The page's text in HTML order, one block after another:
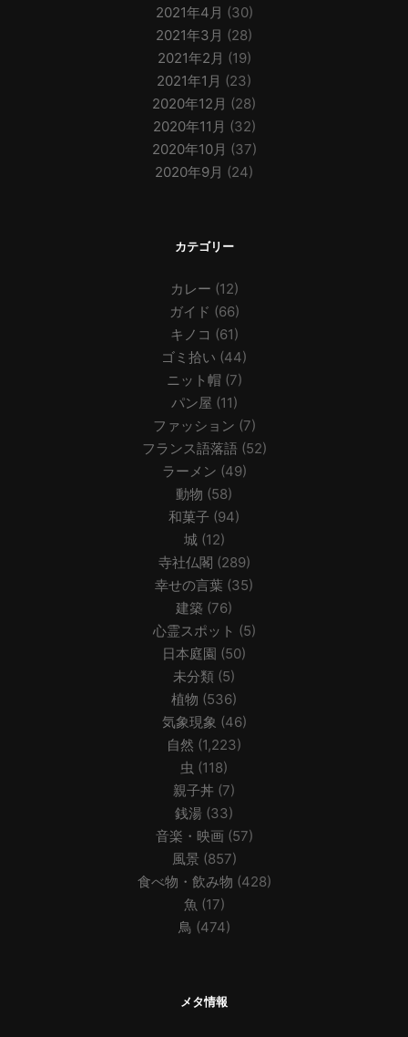
2021年4月 (30)
2021年3月 (28)
2021年2月 (19)
2021年1月 (23)
2020年12月 (28)
2020年11月 (32)
2020年10月 (37)
2020年9月 (24)
カテゴリー
カレー (12)
ガイド (66)
キノコ (61)
ゴミ拾い (44)
ニット帽 (7)
パン屋 (11)
ファッション (7)
フランス語落語 (52)
ラーメン (49)
動物 (58)
和菓子 (94)
城(12)
寺社仏閣 (289)
幸せの言葉 (35)
建築 (76)
心霊スポット (5)
日本庭園 (50)
未分類 (5)
植物 (536)
気象現象 (46)
自然 (1,223)
虫 (118)
親子丼 (7)
銭湯 (33)
音楽・映画 (57)
風景(857)
食べ物・飲み物 (428)
魚 (17)
鳥 (474)
メタ情報